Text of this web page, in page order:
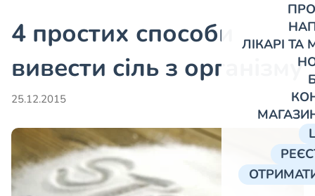
ЛІКАРІ
4 простих способи
вивести сіль з організму
25.12.2015